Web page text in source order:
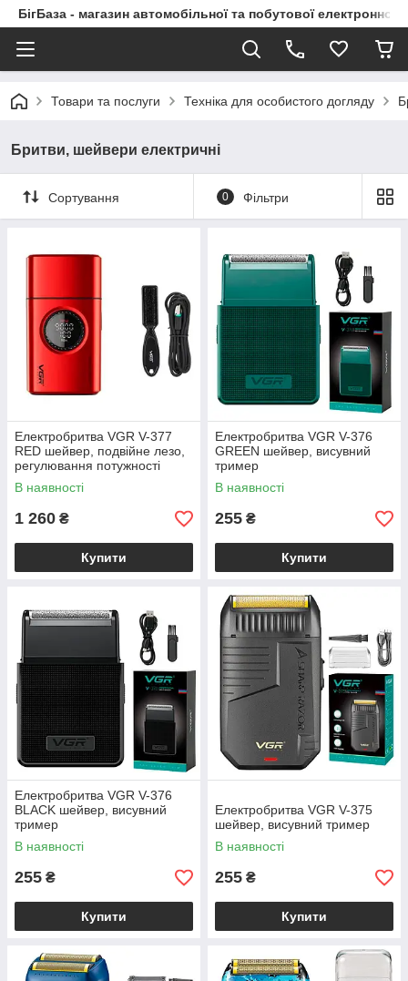
БігБаза - магазин автомобільної та побутової електронної
Товари та послуги Техніка для особистого догляду
Бритви, шейвери електричні
Сортування 0 Фільтри
Електробритва VGR V-377
RED шейвер, подвійне лезо,
регулювання потужності
7000-9000 RPM, LED
дисплей
В наявності
1 260 ₴
Купити
Електробритва VGR V-376
GREEN шейвер, висувний
тример
В наявності
255 ₴
Купити
Електробритва VGR V-376
BLACK шейвер, висувний
тример
В наявності
255 ₴
Купити
Електробритва VGR V-375
шейвер, висувний тример
В наявності
255 ₴
Купити